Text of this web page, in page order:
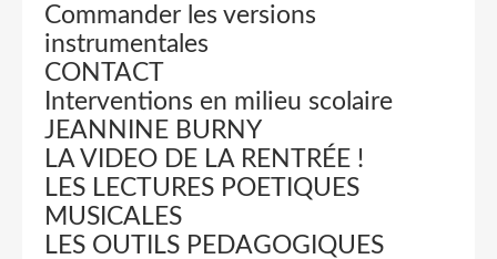
Commander les versions
instrumentales
CONTACT
Interventions en milieu scolaire
JEANNINE BURNY
LA VIDEO DE LA RENTRÉE !
LES LECTURES POETIQUES
MUSICALES
LES OUTILS PEDAGOGIQUES